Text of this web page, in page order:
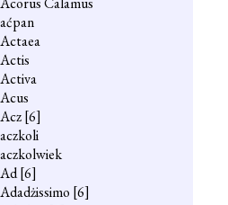
aćpan
Actaea
Actis
Activa
Acus
Acz[6]
aczkoli
aczkolwiek
Ad[6]
Adadżissimo [6]